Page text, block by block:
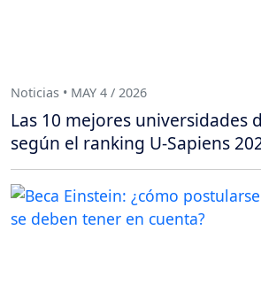
Noticias • MAY 4 / 2026
Las 10 mejores universidades
según el ranking U-Sapiens